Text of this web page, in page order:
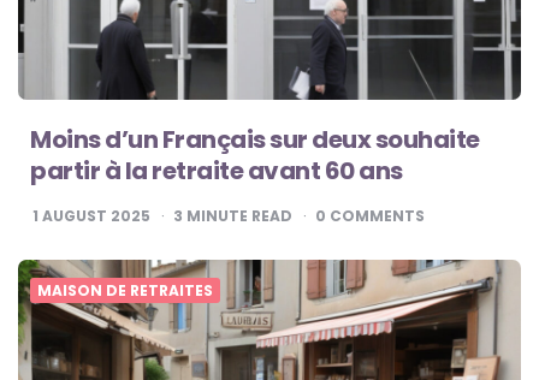
Moins d’un Français sur deux souhaite
partir à la retraite avant 60 ans
1 AUGUST 2025 3 MINUTE READ 0 COMMENTS
MAISON DE RETRAITES